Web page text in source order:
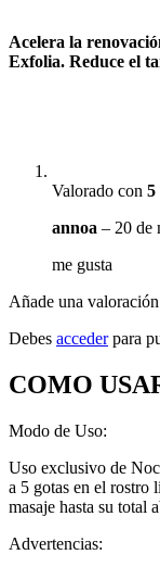
Acelera la
Exfolia. Reduce el
Valorado con 5
annoa – 20 de
me gusta
Añade una valoración
Debes accederpara
COMO
Modo de Uso:
Uso exclusivo de
a 5 gotas en el rostro
masaje hasta su total
Advertencias: